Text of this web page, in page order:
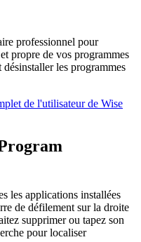
professionnel pour
propre de vos programmes
les programmes
de l'utilisateur de Wise
les applications installées
de défilement sur la droite
supprimer ou tapez son
pour localiser